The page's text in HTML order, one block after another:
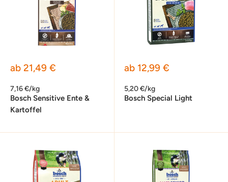
Sonderpreis
ab 21,49 €
7,16 €/kg
Bosch Sensitive Ente &
Kartoffel
Sonderpreis
ab 12,99 €
5,20 €/kg
Bosch Special Light